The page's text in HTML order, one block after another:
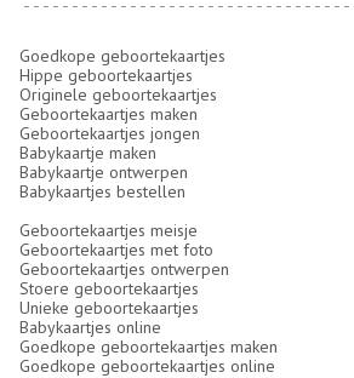
Goedkope geboortekaartjes
Hippe geboortekaartjes
Originele geboortekaartjes
Geboortekaartjes maken
Geboortekaartjes jongen
Babykaartje maken
Babykaartje ontwerpen
Babykaartjes bestellen
Geboortekaartjes meisje
Geboortekaartjes met foto
Geboortekaartjes ontwerpen
Stoere geboortekaartjes
Unieke geboortekaartjes
Babykaartjes online
Goedkope geboortekaartjes maken
Goedkope geboortekaartjes online